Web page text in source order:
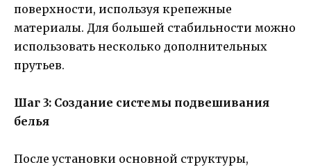
поверхности, используя крепежные
материалы. Для большей стабильности можно
использовать несколько дополнительных
прутьев.
Шаг 3: Создание системы подвешивания
белья
После установки основной структуры,